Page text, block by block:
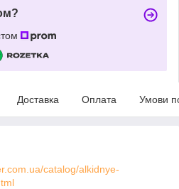
Доставка Оплата Умови
catalog/alkidnye-